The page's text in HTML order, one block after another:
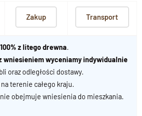
Zakup Transport
z litego drewna.
wniesieniem wyceniamy indywidualnie
oraz odległości dostawy.
terenie całego kraju.
nie obejmuje wniesienia do mieszkania.